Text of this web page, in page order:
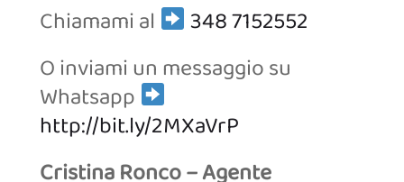
Chiamami al
348 7152552
O inviami un messaggio su
Whatsapp
http://bit.ly/2MXaVrP
Cristina Ronco – Agente